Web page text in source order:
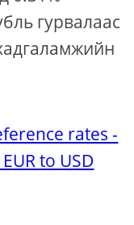
гурвалаас
rates -
to USD